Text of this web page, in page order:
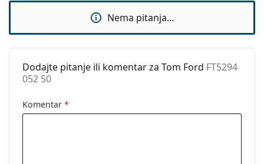
Krpa za
čišćenje:
Da
Ostalo
Spol:
Kategorija:
Dioptrijske naočale
Nema pitanja...
Dodajte pitanje ili komentar za Tom Ford FT5294
052 50
Komentar *